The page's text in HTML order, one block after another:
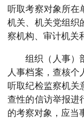
听取考察对象所在
机关、机关党组织
察机构、审计机关
组织（人事）
人事档案，查核个
听取纪检监察机关
查性的信访举报进
的考察对象，应当